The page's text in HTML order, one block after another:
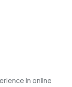
in online